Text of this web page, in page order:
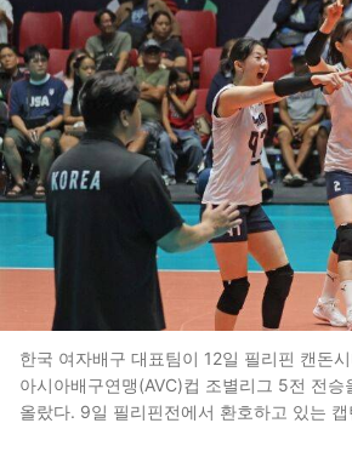
한국 여자배구 대표팀이 12일 필리핀 캔돈
아시아배구연맹(AVC)컵 조별리그 5전 전승
올랐다. 9일 필리핀전에서 환호하고 있는